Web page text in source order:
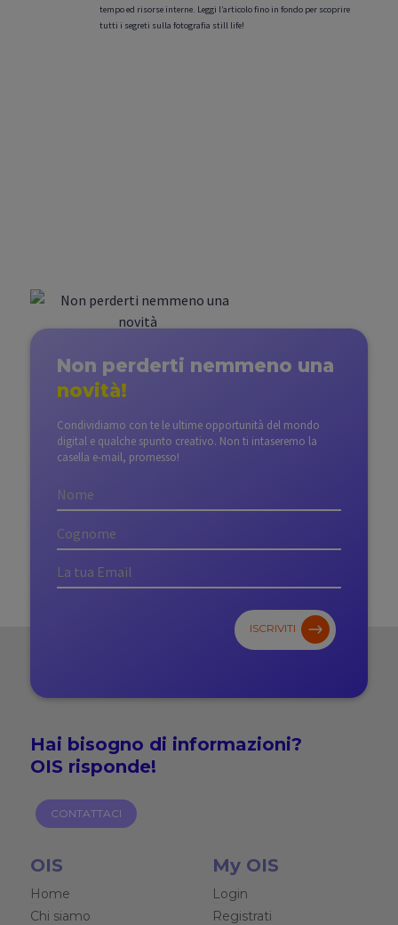
tempo ed risorse interne. Leggi l’articolo fino in fondo per scoprire
tutti i segreti sulla fotografia still life!
Non perderti nemmeno una
novità!
Condividiamo con te le ultime opportunità del mondo
digital e qualche spunto creativo. Non ti intaseremo la
casella e-mail, promesso!
ISCRIVITI
Hai bisogno di informazioni?
OIS risponde!
CONTATTACI
OIS
Home
Chi siamo
My OIS
Login
Registrati